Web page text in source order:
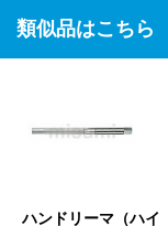
類似品はこちら
ハンドリーマ（ハイ